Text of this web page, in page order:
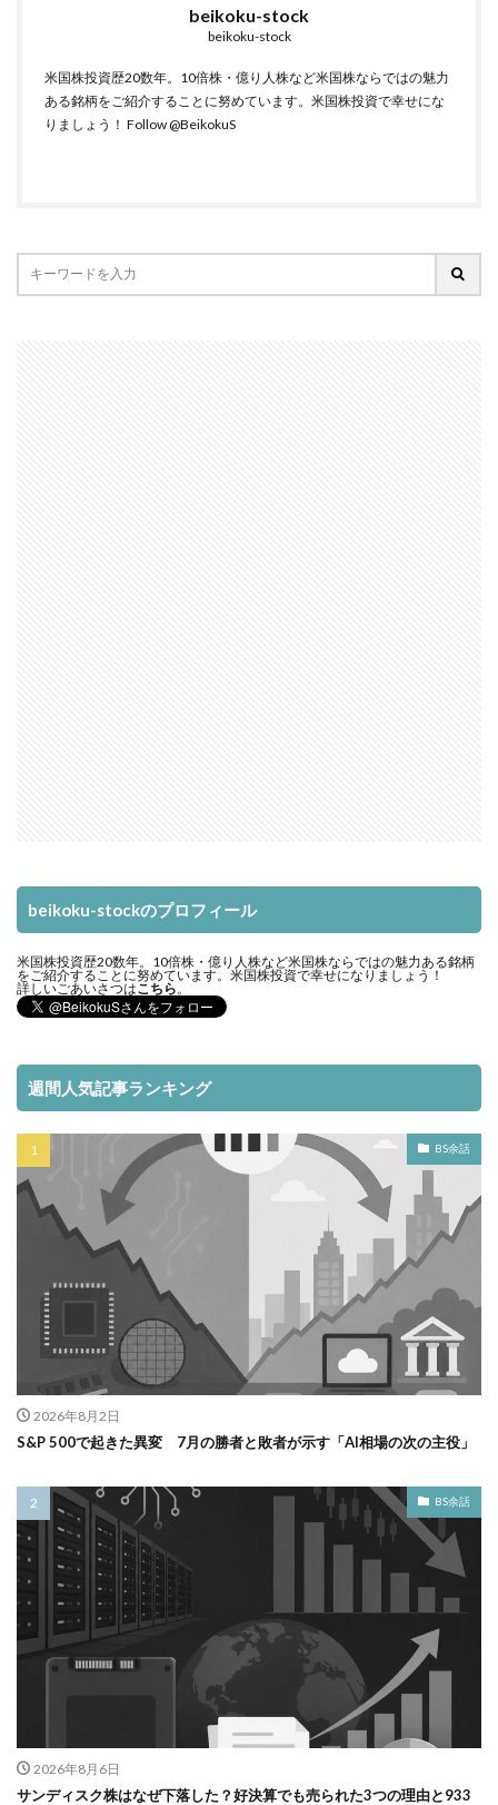
beikoku-stock
beikoku-stock
米国株投資歴20数年。10倍株・億り人株など米国株ならではの魅力
ある銘柄をご紹介することに努めています。米国株投資で幸せにな
りましょう！ Follow @BeikokuS
beikoku-stockのプロフィール
米国株投資歴20数年。10倍株・億り人株など米国株ならではの魅力ある銘柄
をご紹介することに努めています。米国株投資で幸せになりましょう！
詳しいごあいさつはこちら 。
週間人気記事ランキング
BS余話
2026年8月2日
S&P 500で起きた異変 7月の勝者と敗者が示す「AI相場の次の主役」
BS余話
2026年8月6日
サンディスク株はなぜ下落した？好決算でも売られた3つの理由と933